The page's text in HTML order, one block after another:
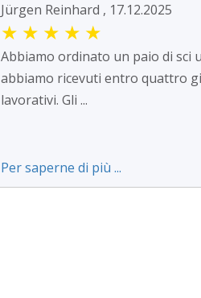
Jürgen Reinhard , 17.12.2025
★ ★ ★ ★ ★
Abbiamo ordinato un paio di sci
abbiamo ricevuti entro quattro
lavorativi. Gli ...
Per saperne di più ...